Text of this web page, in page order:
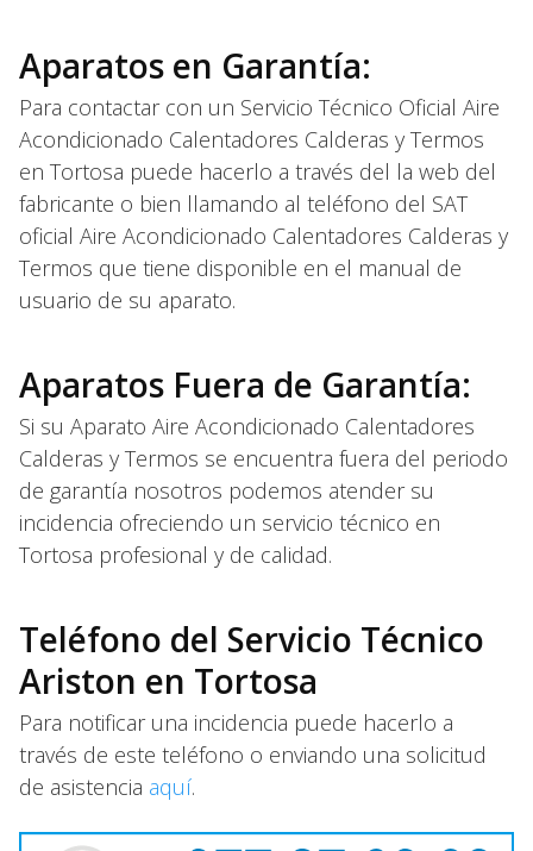
Aparatos en Garantía:
Para contactar con un Servicio Técnico Oficial Aire
Acondicionado Calentadores Calderas y Termos
en Tortosa puede hacerlo a través del la web del
fabricante o bien llamando al teléfono del SAT
oficial Aire Acondicionado Calentadores Calderas y
Termos que tiene disponible en el manual de
usuario de su aparato.
Aparatos Fuera de Garantía:
Si su Aparato Aire Acondicionado Calentadores
Calderas y Termos se encuentra fuera del periodo
de garantía nosotros podemos atender su
incidencia ofreciendo un servicio técnico en
Tortosa profesional y de calidad.
Teléfono del Servicio Técnico
Ariston en Tortosa
Para notificar una incidencia puede hacerlo a
través de este teléfono o enviando una solicitud
de asistencia aquí.